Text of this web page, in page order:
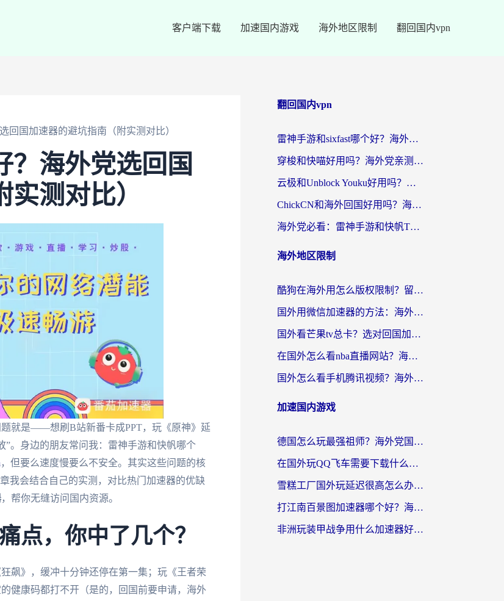
客户端下载 加速国内游戏 海外地区限制 翻回国内vpn
回国加速器的避坑指南（附实测对比）
？海外党选回国
测对比）
就是——想刷B站新番卡成PPT，玩《原神》延
”。身边的朋友常问我：雷神手游和快帆哪个
，但要么速度慢要么不安全。其实这些问题的核
我会结合自己的实测，对比热门加速器的优缺
，帮你无缝访问国内资源。
点，你中了几个？
飙》，缓冲十分钟还停在第一集；玩《王者荣
健康码都打不开（是的，回国前要申请，海外
翻回国内vpn
雷神手游和sixfast哪个好？海外党亲测3款回国加速器，教你选对不踩坑
穿梭和快喵好用吗？海外党亲测：小众加速器对比+番茄加速器深度体验
云极和Unblock Youku好用吗？海外党亲测+2026回国加速器避坑指南
ChickCN和海外回国好用吗？海外党2026亲测：从手游到影音，选对加速器的3个关键
海外党必看：雷神手游和快帆TV版好用吗？3步选对回国加速器不踩坑
海外地区限制
酷狗在海外用怎么版权限制？留学生亲测：3步解决听国内音乐难题
国外用微信加速器的方法：海外党无缝连接国内生活的实用指南
国外看芒果tv总卡？选对回国加速器，轻松追《浪姐》不费劲
在国外怎么看nba直播网站？海外党专属体育观赛指南，告别地区限制！
国外怎么看手机腾讯视频？海外党亲测有效的追剧加速器选择指南
加速国内游戏
德国怎么玩最强祖师？海外党国服游戏加速器选择全攻略（附宝可梦Online实测）
在国外玩QQ飞车需要下载什么加速器呢？海外党亲测有效的国服游戏加速指南
雪糕工厂国外玩延迟很高怎么办？海外玩家国服游戏加速终极攻略（附实测推荐）
打江南百景图加速器哪个好？海外党踩坑N次后，终于找到不卡的秘诀
非洲玩装甲战争用什么加速器好？海外党亲测有效的国服游戏加速方案